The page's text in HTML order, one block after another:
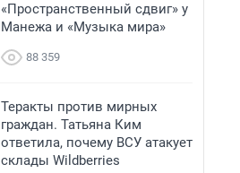
«Пространственный сдвиг» у
Манежа и «Музыка мира»
88 359
Теракты против мирных
граждан. Татьяна Ким
ответила, почему ВСУ атакует
склады Wildberries